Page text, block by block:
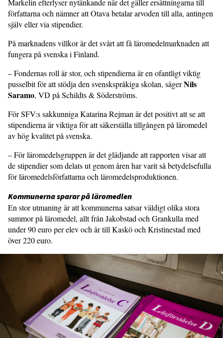
Markelin efterlyser nytänkande när det gäller ersättningarna till
författarna och nämner att Otava betalar arvoden till alla, antingen
själv eller via stipendier.
På marknadens villkor är det svårt att få läromedelmarknaden att
fungera på svenska i Finland.
– Fondernas roll är stor, och stipendierna är en ofantligt viktig
pusselbit för att stödja den svenskspråkiga skolan, sägerNils
Saramo, VD på Schildts & Söderströms.
För SFV:s sakkunniga Katarina Rejman är det positivt att se att
stipendierna är viktiga för att säkerställa tillgången på läromedel
av hög kvalitet på svenska.
– För läromedelsgruppen är det glädjande att rapporten visar att
de stipendier som delats ut genom åren har varit så betydelsefulla
för läromedelsförfattarna och läromedelsproduktionen.
Kommunerna sparar på läromedlen
En stor utmaning är att kommunerna satsar väldigt olika stora
summor på läromedel, allt från Jakobstad och Grankulla med
under 90 euro per elev och år till Kaskö och Kristinestad med
över 220 euro.